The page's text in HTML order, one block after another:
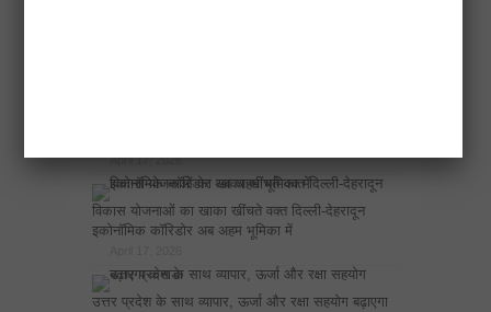
April 17, 2026
विकास योजनाओं का खाका खींचते वक्त दिल्ली-देहरादून
इकोनॉमिक कॉरिडोर अब अहम भूमिका में
उत्तर प्रदेश के साथ व्यापार, ऊर्जा और रक्षा सहयोग बढ़ाएगा